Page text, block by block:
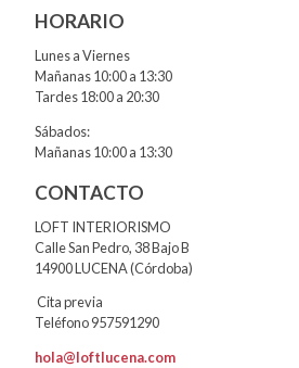
HORARIO
Lunes a Viernes
Mañanas 10:00 a 13:30
Tardes 18:00 a 20:30
Sábados:
Mañanas 10:00 a 13:30
CONTACTO
LOFT INTERIORISMO
Calle San Pedro, 38 Bajo B
14900 LUCENA (Córdoba)
Cita previa
Teléfono 957591290
hola@loftlucena.com